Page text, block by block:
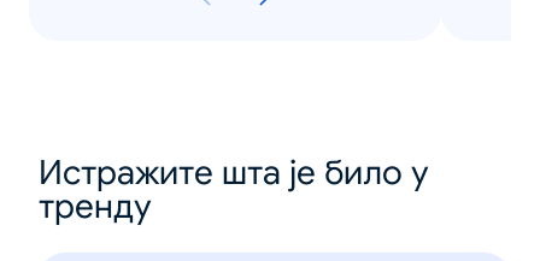
Истражите шта је било у
тренду